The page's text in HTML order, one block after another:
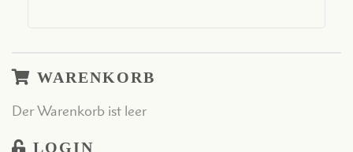
WARENKORB
Der Warenkorb ist leer
LOGIN